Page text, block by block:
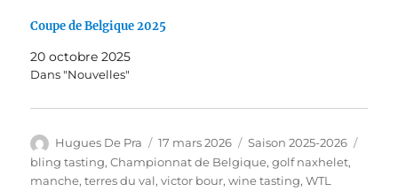
Coupe de Belgique 2025
20 octobre 2025
Dans "Nouvelles"
Auteur
Hugues De Pra
Publié
le
17 mars 2026 Catégories
Saison 2025-2026
bling tasting,Championnat de Belgique,golf naxhelet,
manche,terres du val,victor bour,wine tasting,WTL